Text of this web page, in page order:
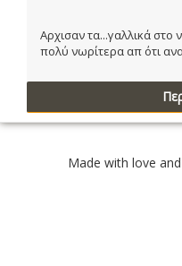
Αρχισαν τα...γαλλικά
πολύ νωρίτερα απ ότι
Made with love